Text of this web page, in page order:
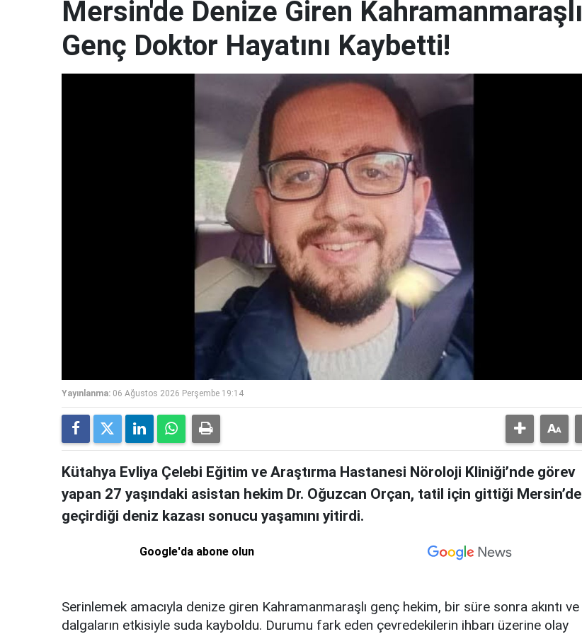
Mersin'de Denize Giren Kahramanmaraşlı
Genç Doktor Hayatını Kaybetti!
Yayınlanma: 06 Ağustos 2026 Perşembe 19:14
Kütahya Evliya Çelebi Eğitim ve Araştırma Hastanesi Nöroloji Kliniği’nde görev
yapan 27 yaşındaki asistan hekim Dr. Oğuzcan Orçan, tatil için gittiği Mersin’de
geçirdiği deniz kazası sonucu yaşamını yitirdi.
Google'da abone olun
Serinlemek amacıyla denize giren Kahramanmaraşlı genç hekim, bir süre sonra akıntı ve
dalgaların etkisiyle suda kayboldu. Durumu fark eden çevredekilerin ihbarı üzerine olay